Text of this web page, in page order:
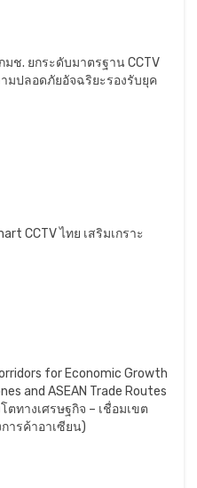
มช. ยกระดับมาตรฐาน CCTV
มปลอดภัยอัจฉริยะรองรับยุค
CCTV ไทย เสริมเกราะ
for Economic Growth
and ASEAN Trade Routes
ทางเศรษฐกิจ – เชื่อมเขต
ารค้าอาเซียน)